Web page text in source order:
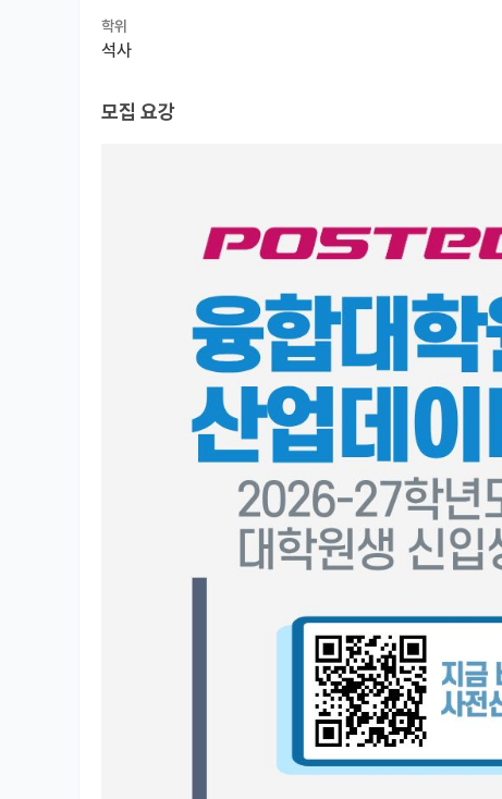
학위
석사
모집 요강